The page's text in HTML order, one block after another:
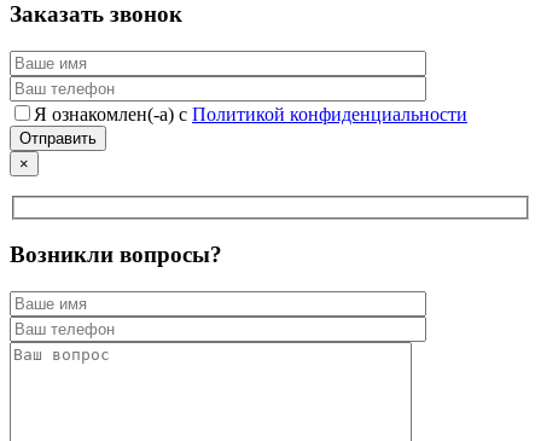
Заказать звонок
Я ознакомлен(-а) с Политикой конфиденциальности
×
Возникли вопросы?